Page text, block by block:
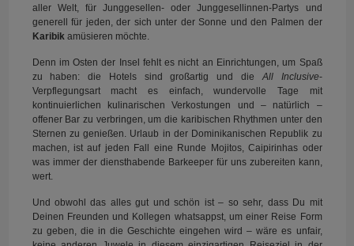
aller Welt, für Junggesellen- oder Junggesellinnen-Partys und
generell für jeden, der sich unter der Sonne und den Palmen der
Karibik amüsieren möchte.
Denn im Osten der Insel fehlt es nicht an Einrichtungen, um Spaß
zu haben: die Hotels sind großartig und dieAll Inclusive-
Verpflegungsart macht es einfach, wundervolle Tage mit
kontinuierlichen kulinarischen Verkostungen und – natürlich –
offener Bar zu verbringen, um die karibischen Rhythmen unter den
Sternen zu genießen. Urlaub in der Dominikanischen Republik zu
machen, ist auf jeden Fall eine Runde Mojitos, Caipirinhas oder
was immer der diensthabende Barkeeper für uns zubereiten kann,
wert.
Und obwohl das alles gut und schön ist – so sehr, dass Du mit
Deinen Freunden und Kollegen whatsappst, um einer Reise Form
zu geben, die in die Geschichte eingehen wird – wäre es unfair,